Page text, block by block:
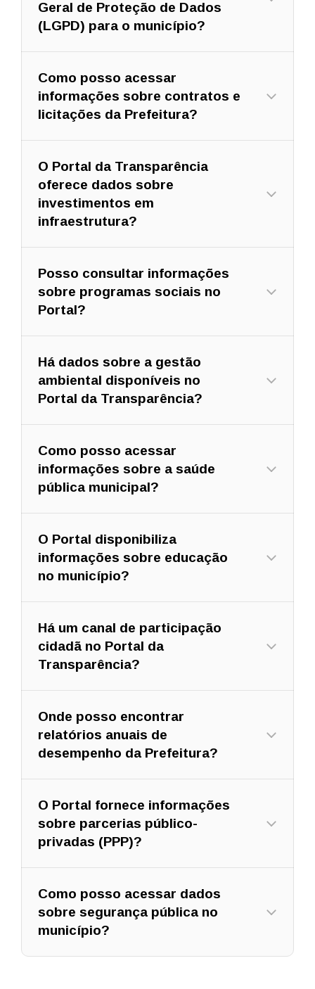
Geral de Proteção de Dados
(LGPD) para o município?
Como posso acessar
informações sobre contratos e
licitações da Prefeitura?
O Portal da Transparência
oferece dados sobre
investimentos em
infraestrutura?
Posso consultar informações
sobre programas sociais no
Portal?
Há dados sobre a gestão
ambiental disponíveis no
Portal da Transparência?
Como posso acessar
informações sobre a saúde
pública municipal?
O Portal disponibiliza
informações sobre educação
no município?
Há um canal de participação
cidadã no Portal da
Transparência?
Onde posso encontrar
relatórios anuais de
desempenho da Prefeitura?
O Portal fornece informações
sobre parcerias público-
privadas (PPP)?
Como posso acessar dados
sobre segurança pública no
município?